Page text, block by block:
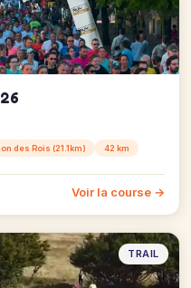
des Rois (21.1km)
42 km
Voir la course →
TRAIL